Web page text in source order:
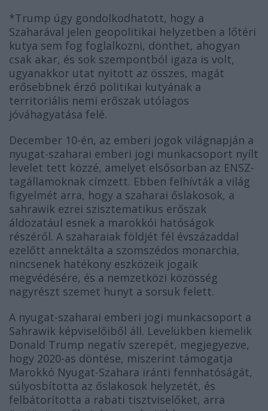
*Trump úgy gondolkodhatott, hogy a
Szaharával jelen geopolitikai helyzetben a lőtéri
kutya sem fog foglalkozni, dönthet, ahogyan
csak akar, és sok szempontból igaza is volt,
ugyanakkor utat nyitott az összes, magát
erősebbnek érző politikai kutyának a
territoriális nemi erőszak utólagos
jóváhagyatása felé.
December 10-én, az emberi jogok világnapján a
nyugat-szaharai emberi jogi munkacsoport nyílt
levelet tett közzé, amelyet elsősorban az ENSZ-
tagállamoknak címzett. Ebben felhívták a világ
figyelmét arra, hogy a szaharai őslakosok, a
sahrawik ezrei szisztematikus erőszak
áldozatául esnek a marokkói hatóságok
részéről. A szaharaiak földjét fél évszázaddal
ezelőtt annektálta a szomszédos monarchia,
nincsenek hatékony eszközeik jogaik
megvédésére, és a nemzetközi közösség
nagyrészt szemet hunyt a sorsuk felett.
A nyugat-szaharai emberi jogi munkacsoport a
Sahrawik képviselőiből áll. Levelükben kiemelik
Donald Trump negatív szerepét, megjegyezve,
hogy 2020-as döntése, miszerint támogatja
Marokkó Nyugat-Szahara iránti fennhatóságát,
súlyosbította az őslakosok helyzetét, és
felbátorította a rabati tisztviselőket, arra